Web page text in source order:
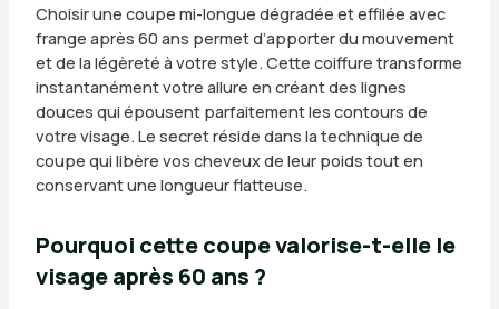
Choisir une coupe mi-longue dégradée et effilée avec
frange après 60 ans permet d’apporter du mouvement
et de la légèreté à votre style. Cette coiffure transforme
instantanément votre allure en créant des lignes
douces qui épousent parfaitement les contours de
votre visage. Le secret réside dans la technique de
coupe qui libère vos cheveux de leur poids tout en
conservant une longueur flatteuse.
Pourquoi cette coupe valorise-t-elle le
visage après 60 ans ?